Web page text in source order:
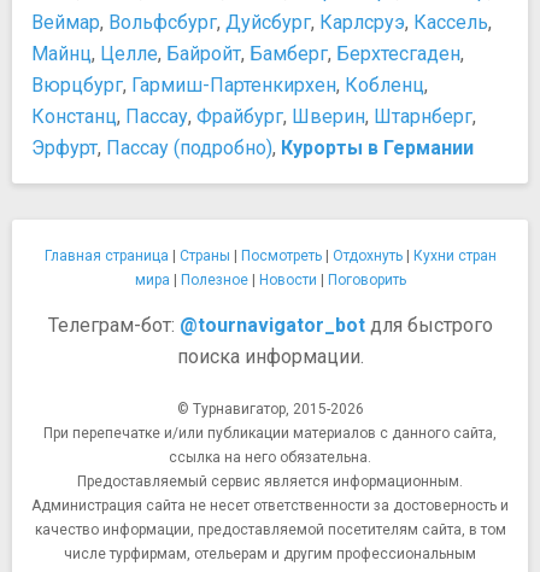
Веймар, Вольфсбург, Дуйсбург, Карлсруэ, Кассель,
Майнц, Целле, Байройт, Бамберг, Берхтесгаден,
Вюрцбург, Гармиш-Партенкирхен, Кобленц,
Констанц, Пассау, Фрайбург, Шверин, Штарнберг,
Эрфурт, Пассау (подробно), Курорты в Германии
Главная страница Страны Посмотреть| Отдохнуть|
Кухни стран
мира
Полезное| Новости Поговорить
Телеграм-бот: @tournavigator_botдля быстрого
поиска информации.
© Турнавигатор, 2015-2026
При перепечатке и/или публикации материалов с данного сайта,
ссылка на него обязательна.
Предоставляемый сервис является информационным.
Администрация сайта не несет ответственности за достоверность и
качество информации, предоставляемой посетителям сайта, в том
числе турфирмам, отельерам и другим профессиональным